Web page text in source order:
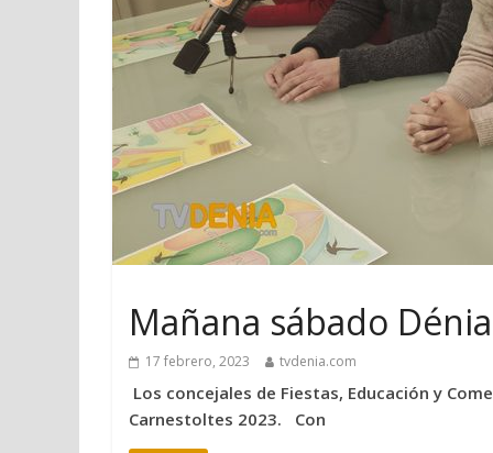
Mañana sábado
17 febrero, 2023 tvdenia.com
Los concejales de Fiestas, Educación y
Carnestoltes 2023. Con